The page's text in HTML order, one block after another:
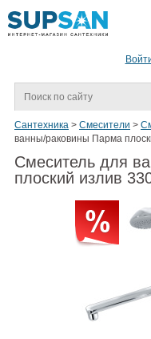
Сантехника > Смесители >
ванны/раковины Парма
Смеситель для
плоский излив